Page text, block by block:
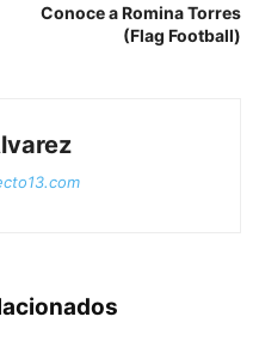
Conoce a Romina Torres
(Flag Football)